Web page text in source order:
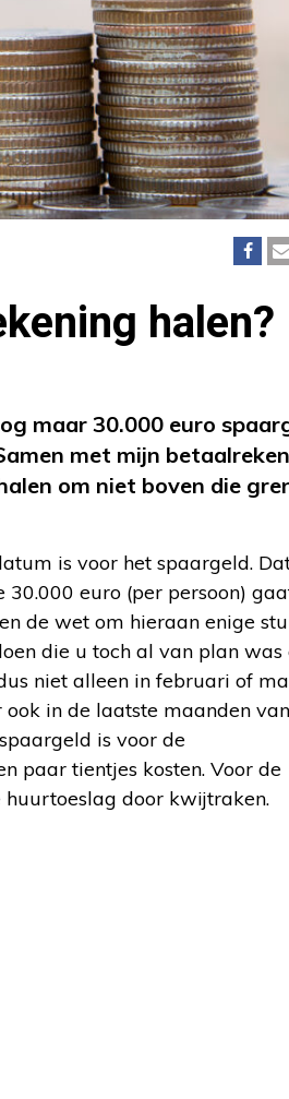
halen?
maar 30.000 euro
met mijn
om niet boven die
is voor het spaargeld.
30.000 euro (per persoon)
de wet om hieraan enige
die u toch al van plan was
niet alleen in februari of
in de laatste maanden
is voor de
paar tientjes kosten. Voor de
door kwijtraken.